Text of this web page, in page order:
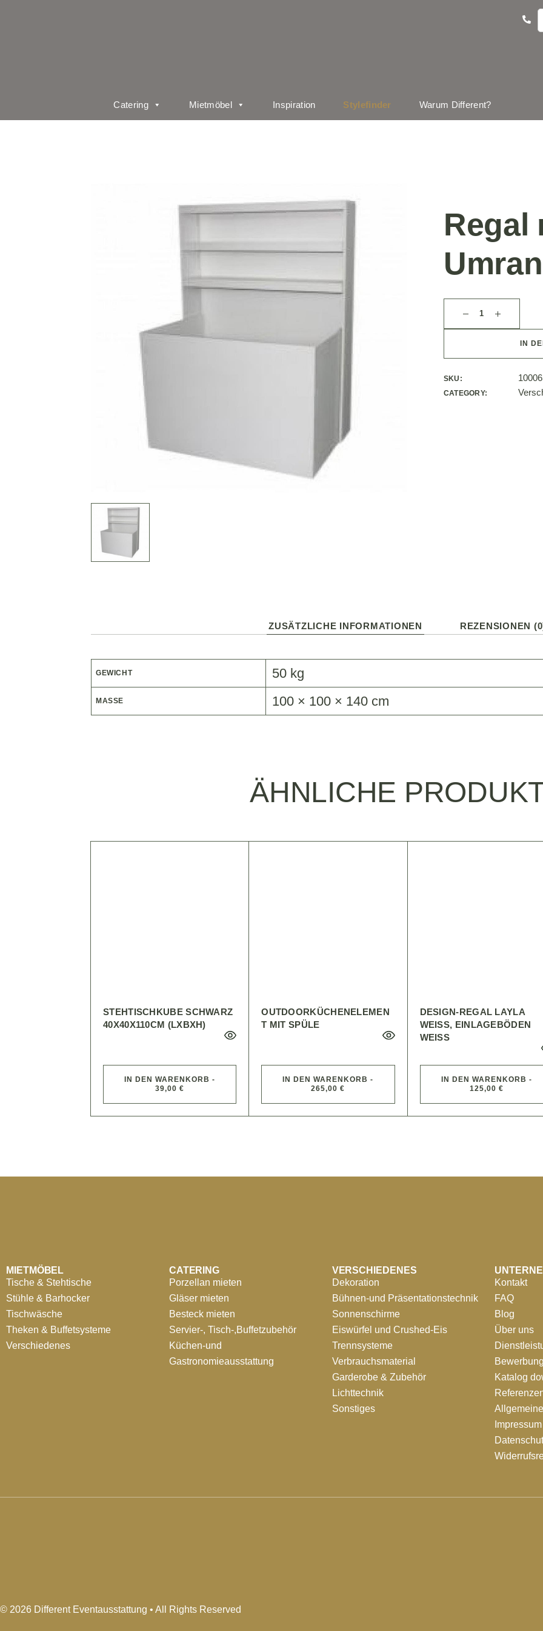
Catering Mietmöbel Inspiration Stylefinder Warum Different?
Regal
IN
SKU:
CATEGORY:
ZUSÄTZLICHE INFORMATIONEN REZENSIONEN
GEWICHT 50 kg
MASSE 100 × 100 × 140 cm
ÄHNLICHE
STEHTISCHKUBE SCHWARZ
40X40X110CM (LXBXH)
IN DEN WARENKORB -
39,00 €
OUTDOORKÜCHENELEMEN
T MIT SPÜLE
IN DEN WARENKORB -
265,00 €
DESIGN-REGAL LAYLA
WEISS, EINLAGEBÖDEN W
EISS
IN DEN WARENKORB -
125,00 €
MIETMÖBEL
Tische & Stehtische
Stühle & Barhocker
Tischwäsche
Theken & Buffetsysteme
Verschiedenes
CATERING
Porzellan mieten
Gläser mieten
Besteck mieten
Servier-, Tisch-,Buffetzubehör
Küchen-und
Gastronomieausstattung
VERSCHIEDENES
Dekoration
Bühnen-und Präsentationstechnik
Sonnenschirme
Eiswürfel und Crushed-Eis
Trennsysteme
Verbrauchsmaterial
Garderobe & Zubehör
Lichttechnik
Sonstiges
Kontakt
FAQ
Blog
Über uns
Katalog
Impressum
© 2026 Different Eventausstattung • All Rights Reserved